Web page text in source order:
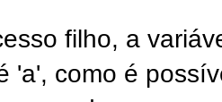
filho, a
'a', como é